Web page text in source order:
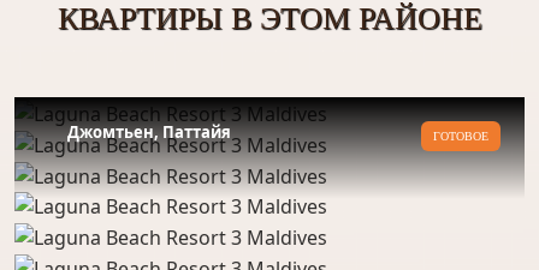
КВАРТИРЫ В ЭТОМ РАЙОНЕ
Джомтьен, Паттайя ГОТОВОЕ